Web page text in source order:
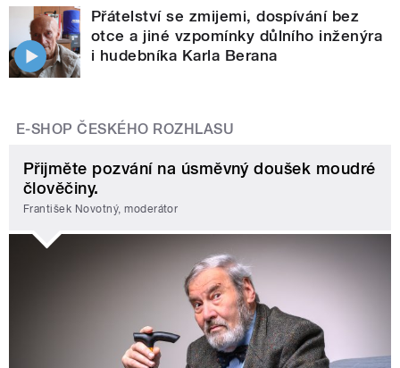
Přátelství se zmijemi, dospívání bez
otce a jiné vzpomínky důlního inženýra
i hudebníka Karla Berana
E-SHOP ČESKÉHO ROZHLASU
Přijměte pozvání na úsměvný doušek moudré
člověčiny.
František Novotný, moderátor